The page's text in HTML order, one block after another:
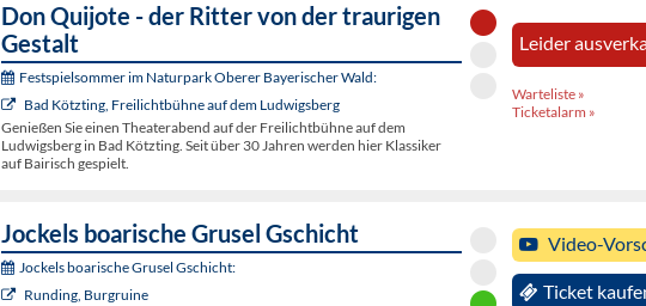
Don Quijote - der Ritter von der traurigen
Gestalt
Festspielsommer im Naturpark Oberer Bayerischer Wald:
Bad Kötzting, Freilichtbühne auf dem Ludwigsberg
Genießen Sie einen Theaterabend auf der Freilichtbühne auf dem
Ludwigsberg in Bad Kötzting. Seit über 30 Jahren werden hier Klassiker
auf Bairisch gespielt.
Leider
Warteliste »
Ticketalarm »
Jockels boarische Grusel Gschicht
Jockels boarische Grusel Gschicht:
Runding, Burgruine
Video-
Ticket